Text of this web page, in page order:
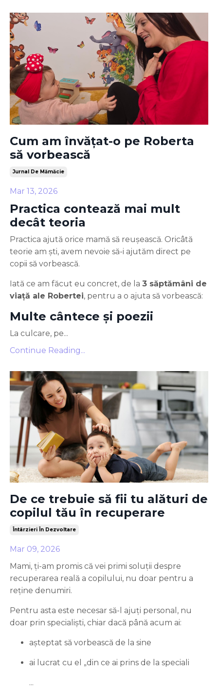
Cum am învățat-o pe Roberta
să vorbească
Jurnal De Mămăcie
Mar 13, 2026
Practica contează mai mult
decât teoria
Practica ajută orice mamă să reușească. Oricâtă
teorie am ști, avem nevoie să-i ajutăm direct pe
copii să vorbească.
Iată ce am făcut eu concret, de la 3 săptămâni de
viață ale Robertei, pentru a o ajuta să vorbească:
Multe cântece și poezii
La culcare, pe...
Continue Reading...
De ce trebuie să fii tu alături de
copilul tău în recuperare
Întârzieri În Dezvoltare
Mar 09, 2026
Mami, ți-am promis că vei primi soluții despre
recuperarea reală a copilului, nu doar pentru a
reține denumiri.
Pentru asta este necesar să-l ajuți personal, nu
doar prin specialiști, chiar dacă până acum ai:
așteptat să vorbească de la sine
ai lucrat cu el „din ce ai prins de la speciali
...